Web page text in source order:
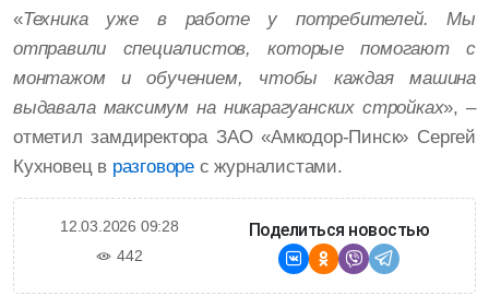
«Техника уже в работе у потребителей. Мы
отправили специалистов, которые помогают с
монтажом и обучением, чтобы каждая машина
выдавала максимум на никарагуанских стройках», –
отметил замдиректора ЗАО «Амкодор-Пинск» Сергей
Кухновец в разговоре с журналистами.
12.03.2026 09:28
442
Поделиться новостью